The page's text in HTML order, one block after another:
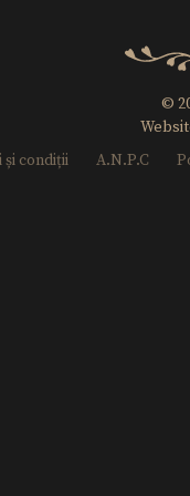
©
și condiții
A.N.P.C